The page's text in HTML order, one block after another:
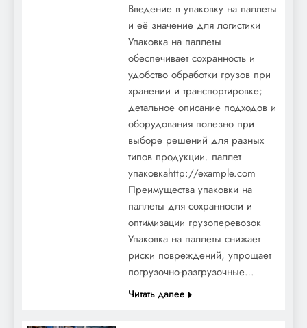
Введение в упаковку на паллеты
и её значение для логистики
Упаковка на паллеты
обеспечивает сохранность и
удобство обработки грузов при
хранении и транспортировке;
детальное описание подходов и
оборудования полезно при
выборе решений для разных
типов продукции. паллет
упаковкаhttp://example.com
Преимущества упаковки на
паллеты для сохранности и
оптимизации грузоперевозок
Упаковка на паллеты снижает
риски повреждений, упрощает
погрузочно-разгрузочные…
Читать далее